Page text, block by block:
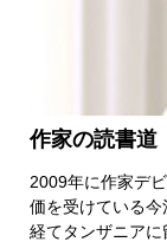
作家の読書
2009年に作家デ
価を受けている
経てタンザニア